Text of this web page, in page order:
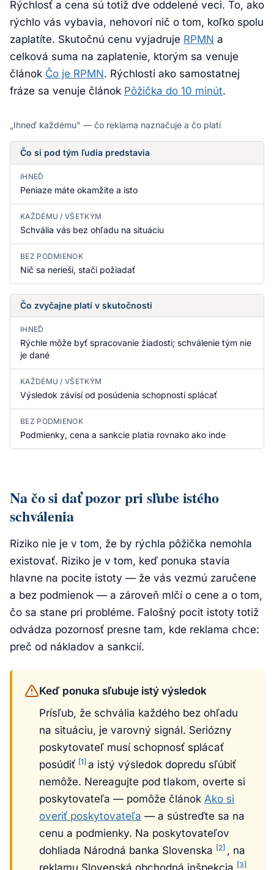
Rýchlosť a cena sú totiž dve oddelené veci. To, ako
rýchlo vás vybavia, nehovorí nič o tom, koľko spolu
zaplatíte. Skutočnú cenu vyjadruje RPMN a
celková suma na zaplatenie, ktorým sa venuje
článok Čo je RPMN. Rýchlosti ako samostatnej
fráze sa venuje článok Pôžička do 10 minút.
„Ihneď každému" — čo reklama naznačuje a čo platí
Čo si pod tým ľudia predstavia
IHNEĎ
Peniaze máte okamžite a isto
KAŽDÉMU / VŠETKÝM
Schvália vás bez ohľadu na situáciu
BEZ PODMIENOK
Nič sa nerieši, stačí požiadať
Čo zvyčajne platí v skutočnosti
IHNEĎ
Rýchle môže byť spracovanie žiadosti; schválenie tým nie
je dané
KAŽDÉMU / VŠETKÝM
Výsledok závisí od posúdenia schopnosti splácať
BEZ PODMIENOK
Podmienky, cena a sankcie platia rovnako ako inde
Na čo si dať pozor pri sľube istého
schválenia
Riziko nie je v tom, že by rýchla pôžička nemohla
existovať. Riziko je v tom, keď ponuka stavia
hlavne na pocite istoty — že vás vezmú zaručene
a bez podmienok — a zároveň mlčí o cene a o tom,
čo sa stane pri probléme. Falošný pocit istoty totiž
odvádza pozornosť presne tam, kde reklama chce:
preč od nákladov a sankcií.
Keď ponuka sľubuje istý výsledok
Prísľub, že schvália každého bez ohľadu
na situáciu, je varovný signál. Seriózny
poskytovateľ musí schopnosť splácať
posúdiť [1] a istý výsledok dopredu sľúbiť
nemôže. Nereagujte pod tlakom, overte si
poskytovateľa — pomôže článok Ako si
overiť poskytovateľa — a sústreďte sa na
cenu a podmienky. Na poskytovateľov
dohliada Národná banka Slovenska [2] , na
reklamu Slovenská obchodná inšpekcia [3] .